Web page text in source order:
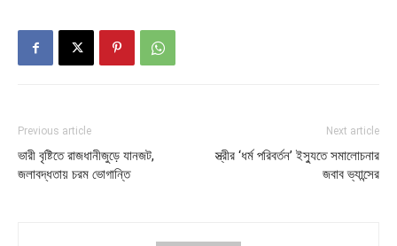
Previous article
ভারী বৃষ্টিতে রাজধানীজুড়ে যানজট,
জলাবদ্ধতায় চরম ভোগান্তি
Next article
স্ত্রীর ‘ধর্ম পরিবর্তন’ ইস্যুতে সমালোচনার
জবাব ভ্যান্সের